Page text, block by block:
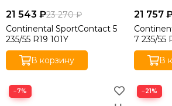
21 543 ₽23 270 ₽
Continental SportContact 5
235/55 R19 101Y
В корзину
21 757
7 235/55
В
−7% −21%